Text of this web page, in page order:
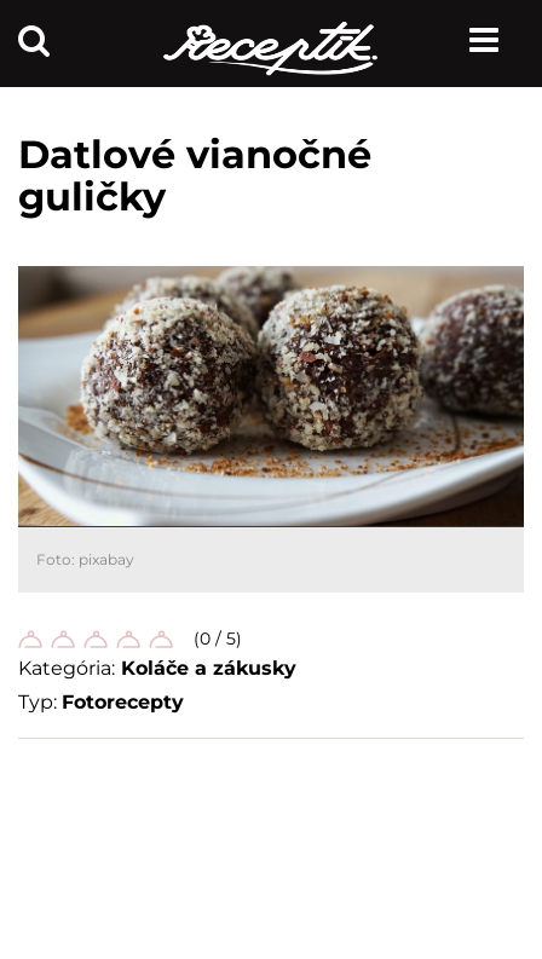
Datlové vianočné
guličky
Foto: pixabay
(0 / 5)
Kategória: Koláče a zákusky
Typ: Fotorecepty